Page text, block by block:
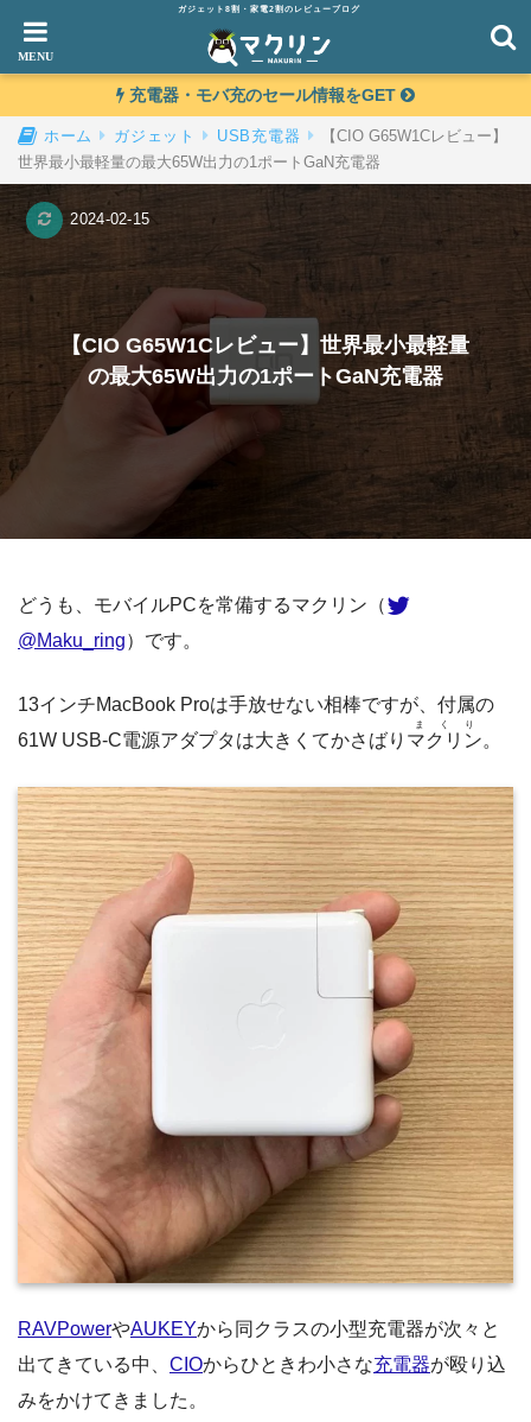
ガジェット8割・家電2割のレビューブログ
充電器・モバ充のセール情報をGET
ホーム ガジェット USB充電器
【CIO G65W1Cレビュー】
世界最小最軽量の最大65W出力の1ポートGaN充電器
【CIO G65W1Cレビュー】世界最小最軽量
の最大65W出力の1ポートGaN充電器
2024-02-15
どうも、モバイルPCを常備するマクリン（
@Maku_ring）です。
13インチMacBook Proは手放せない相棒ですが、付属の
61W USB-C電源アダプタは大きくてかさばり マクリン
まくり
。
RAVPowerやAUKEYから同クラスの小型充電器が次々と
出てきている中、 CIOからひときわ小さな充電器が殴り込
みをかけてきました。